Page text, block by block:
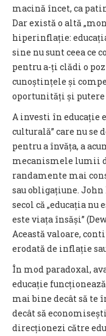
COTATII BVB
macină încet, ca
Dar există o altă
hiperinflație:
sine nu sunt ceea ce
pentru a-ți clădi o
cunoștințele și
oportunități și putere
A investi în educație
culturală” care nu se
pentru a învăța, a
mecanismele lumii
randamente mai
sau obligațiune. John
secol că „educația
este viața însăși”
Această valoare,
erodată de inflație
În mod paradoxal,
educație
mai bine decât să te
decât să
direcționezi către